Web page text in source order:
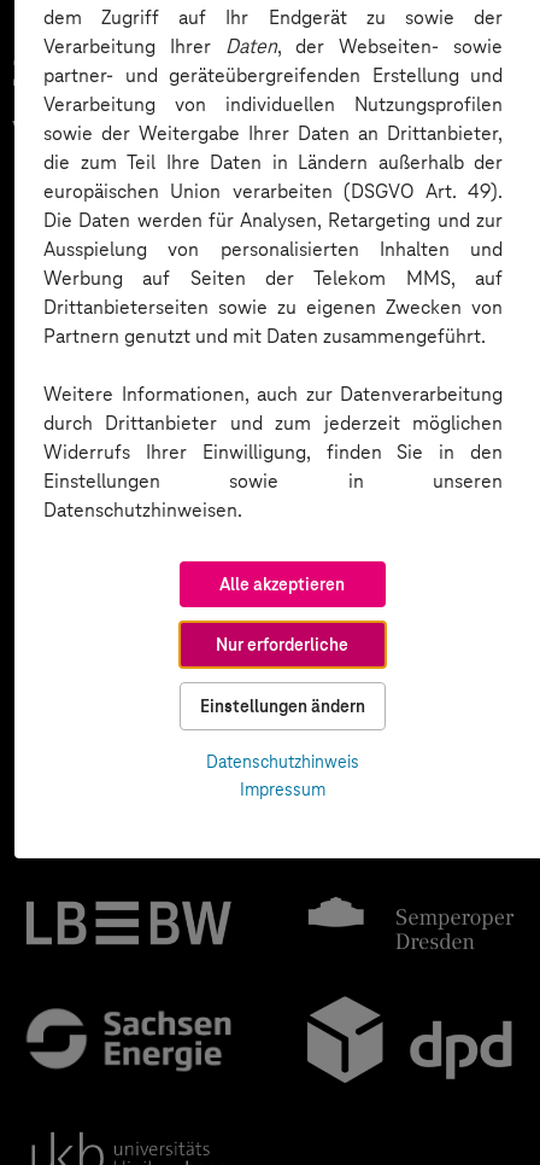
dem Zugriff auf Ihr Endgerät zu sowie der
Verarbeitung Ihrer Daten, der Webseiten- sowie
partner- und geräteübergreifenden Erstellung und
Verarbeitung von individuellen Nutzungsprofilen
sowie der Weitergabe Ihrer Daten an Drittanbieter,
die zum Teil Ihre Daten in Ländern außerhalb der
europäischen Union verarbeiten (DSGVO Art. 49).
Die Daten werden für Analysen, Retargeting und zur
Ausspielung von personalisierten Inhalten und
Werbung auf Seiten der Telekom MMS, auf
Drittanbieterseiten sowie zu eigenen Zwecken von
Partnern genutzt und mit Daten zusammengeführt.
Weitere Informationen, auch zur Datenverarbeitung
durch Drittanbieter und zum jederzeit möglichen
Widerrufs Ihrer Einwilligung, finden Sie in den
Einstellungen sowie in unseren
Datenschutzhinweisen.
Alle akzeptieren
Nur erforderliche
Einstellungen ändern
Datenschutzhinweis
Impressum
Zahlreiche Unternehmen
vertrauen auf unsere
Expertise. Hier eine Auswahl: